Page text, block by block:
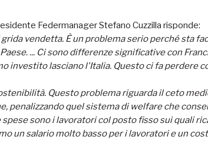
Federmanager Stefano Cuzzilla risponde:
vendetta. È un problema serio perché sta
... Ci sono differenze significative con
investito lasciano l'Italia. Questo ci fa perdere
Questo problema riguarda il ceto
penalizzando quel sistema di welfare che
sono i lavoratori col posto fisso sui quali
un salario molto basso per i lavoratori e un